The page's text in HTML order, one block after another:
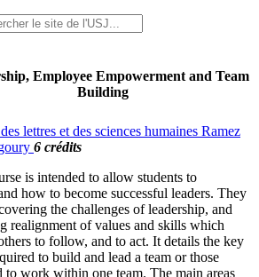
Employee Empowerment and Team
Building
lettres et des sciences humaines Ramez
6 crédits
is intended to allow students to
how to become successful leaders. They
the challenges of leadership, and
realignment of values and skills which
to follow, and to act. It details the key
to build and lead a team or those
to work within one team. The main areas